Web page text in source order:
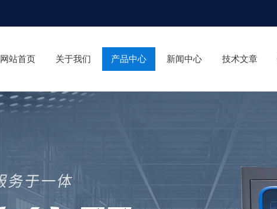
网站首页 关于我们 产品中心 新闻中心 技术文章